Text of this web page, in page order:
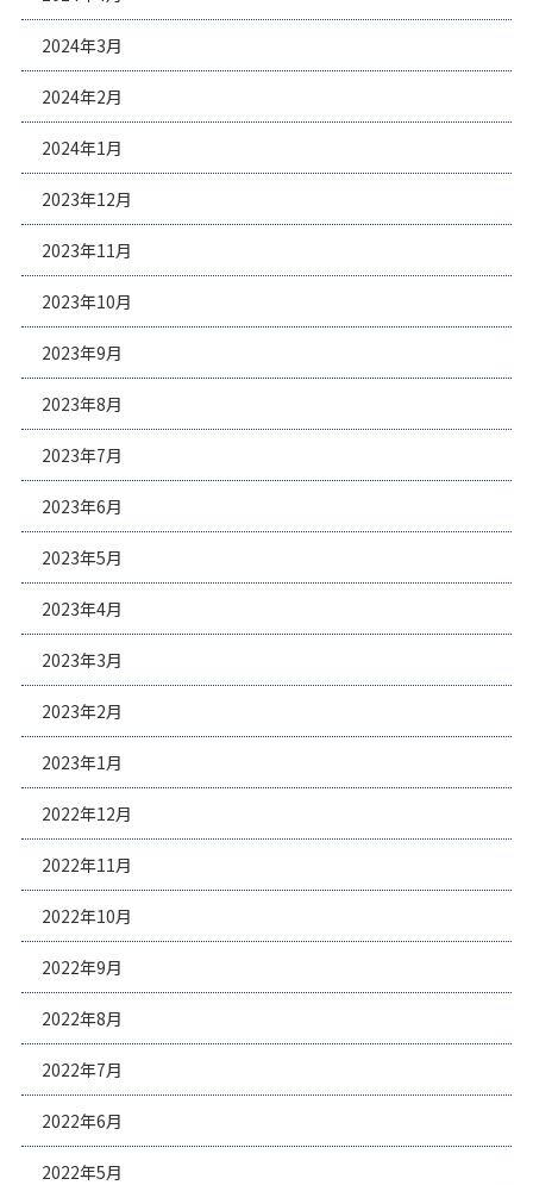
2024年3月
2024年2月
2024年1月
2023年12月
2023年11月
2023年10月
2023年9月
2023年8月
2023年7月
2023年6月
2023年5月
2023年4月
2023年3月
2023年2月
2023年1月
2022年12月
2022年11月
2022年10月
2022年9月
2022年8月
2022年7月
2022年6月
2022年5月